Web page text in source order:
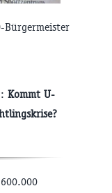
Bürgermeister
Kommt U-